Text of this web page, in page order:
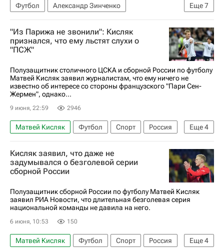
Еще7
Футбол
Александр Зинченко
Матвей Сафонов
Александр Головин
Манчестер Сити
Уфа
Краснодар
Лига чемпионов УЕФА 2026-2027
РПЛ 2026-2027 (Чемпионат России по футболу)
"Из Парижа не звонили": Кисляк
признался, что ему льстят слухи о
"ПСЖ"
Полузащитник столичного ЦСКА и сборной России по футболу
Матвей Кисляк заявил журналистам, что ему ничего не
известно об интересе со стороны французского "Пари Сен-
Жермен", однако...
9 июня, 22:59 2946
Еще4
Матвей Кисляк Футбол Спорт
Россия
Париж
Игорь Акинфеев
ПФК ЦСКА
Пари Сен-Жермен (ПСЖ)
Кисляк заявил, что даже не
задумывался о безголевой серии
сборной России
Полузащитник сборной России по футболу Матвей Кисляк
заявил РИА Новости, что длительная безголевая серия
национальной команды не давила на него.
6 июня, 10:53 150
Еще4
Матвей Кисляк Футбол Спорт
Россия